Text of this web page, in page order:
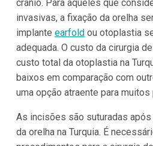
crânio. Para aqueles que
invasivas, a fixação da orelha
implante earfold ou otoplastia
adequada. O custo da cirurgia
custo total da otoplastia na
baixos em comparação com
uma opção atraente para muitos
As incisões são suturadas
da orelha na Turquia. É